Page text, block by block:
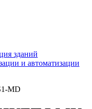
зданий
и автоматизации
MD